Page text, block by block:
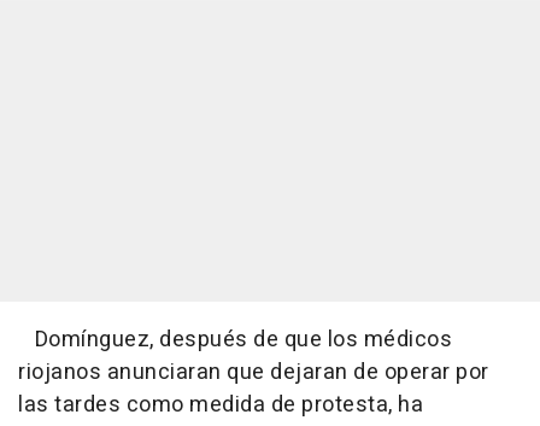
Domínguez, después de que los médicos
riojanos anunciaran que dejaran de operar por
las tardes como medida de protesta, ha